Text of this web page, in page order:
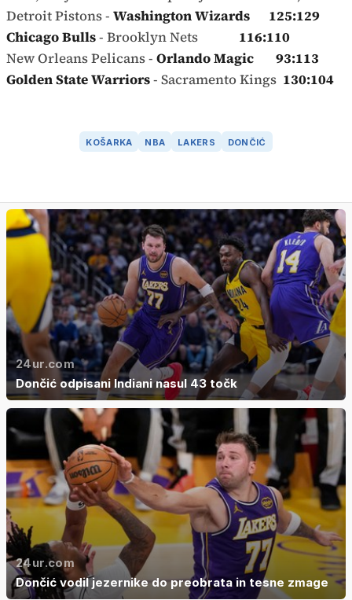
Detroit Pistons - Washington Wizards 125:129
Chicago Bulls- Brooklyn Nets
116:110
New Orleans Pelicans - Orlando Magic 93:113
Golden State Warriors- Sacramento Kings 130:104
KOŠARKA NBA LAKERS DONČIĆ
24ur.com
Dončić odpisani Indiani nasul 43 točk
24ur.com
Dončić vodil jezernike do preobrata in tesne zmage